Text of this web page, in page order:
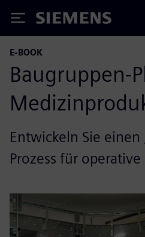
Siemens
E-BOOK
Baugruppen-
Entwickeln Sie einen
Prozess für operative